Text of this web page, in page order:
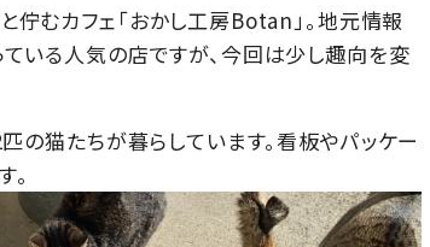
むカフェ「おかし工房Botan」。地元情報
いる人気の店ですが、今回は少し趣向を変
の猫たちが暮らしています。看板やパッケー